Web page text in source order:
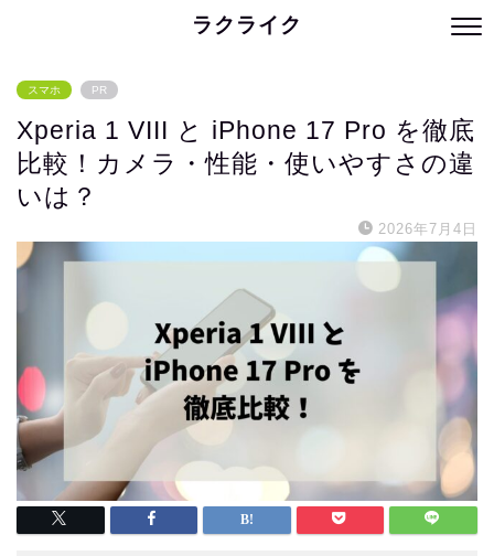
ラクライク
スマホ PR
Xperia 1 VIII と iPhone 17 Pro を徹底
比較！カメラ・性能・使いやすさの違
いは？
2026年7月4日